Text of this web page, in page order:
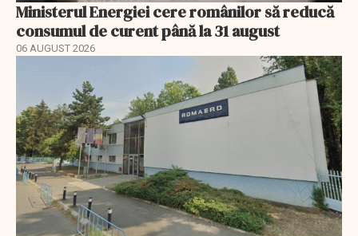
Ministerul Energiei cere românilor să reducă
consumul de curent până la 31 august
06 AUGUST 2026